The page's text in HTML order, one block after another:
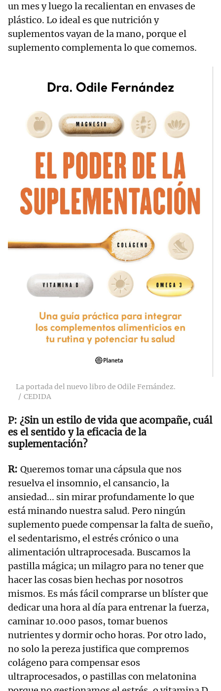
un mes y luego la recalientan en envases de
plástico. Lo ideal es que nutrición y
suplementos vayan de la mano, porque el
suplemento complementa lo que comemos.
La portada del nuevo libro de Odile Fernández.
CEDIDA
¿Sin un estilo de vida que acompañe, cuál
es el sentido y la eficacia de la
suplementación?
Queremos tomar una cápsula que nos
resuelva el insomnio, el cansancio, la
ansiedad... sin mirar profundamente lo que
está minando nuestra salud. Pero ningún
suplemento puede compensar la falta de sueño,
el sedentarismo, el estrés crónico o una
alimentación ultraprocesada. Buscamos la
pastilla mágica; un milagro para no tener que
hacer las cosas bien hechas por nosotros
mismos. Es más fácil comprarse un blíster que
dedicar una hora al día para entrenar la fuerza,
caminar 10.000 pasos, tomar buenos
nutrientes y dormir ocho horas. Por otro lado,
no solo la pereza justifica que compremos
colágeno para compensar esos
ultraprocesados, o pastillas con melatonina